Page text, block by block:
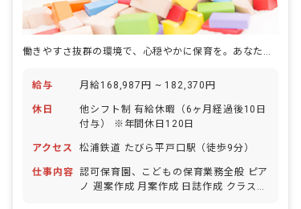
働きやすさ抜群の環境で、心穏やかに保育を。あなたの「好き」を仕事にしませんか？
給与 月給168,987円 ~ 182,370円
休日
他シフト制 有給休暇（6ヶ月経過後10日
付与） ※年間休日120日
アクセス 松浦鉄道 たびら平戸口駅（徒歩9分）
仕事内容 認可保育園、こどもの保育業務全般 ピア
ノ 週案作成 月案作成 日誌作成 クラス通